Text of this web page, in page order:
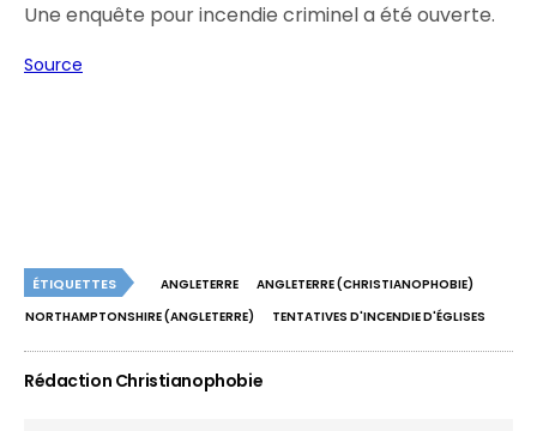
Une enquête pour incendie criminel a été ouverte.
Source
ÉTIQUETTES ANGLETERRE
ANGLETERRE (CHRISTIANOPHOBIE)
NORTHAMPTONSHIRE (ANGLETERRE)
TENTATIVES D'INCENDIE D'ÉGLISES
Rédaction Christianophobie